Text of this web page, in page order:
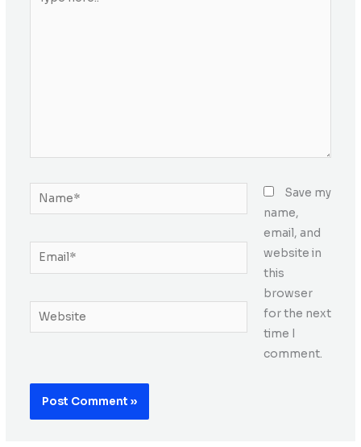
here..
Name*
Email*
Website
Save my
name,
email, and
website in
this
browser
for the next
time I
comment.